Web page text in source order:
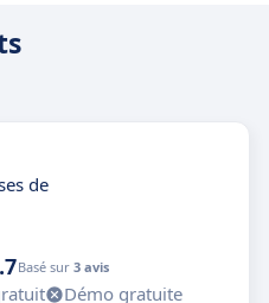
de
Basé sur 3 avis
Démo gratuite